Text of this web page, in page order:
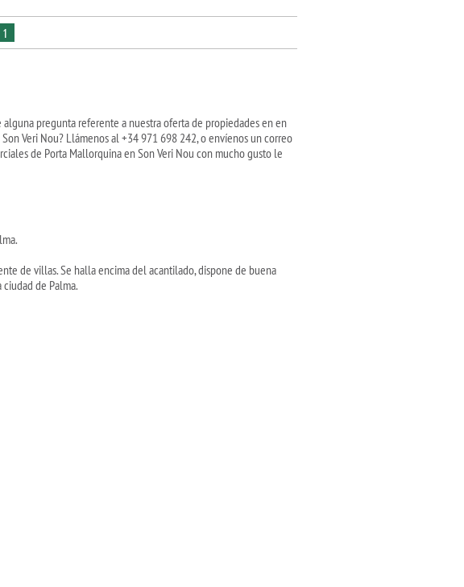
1
pregunta referente a nuestra oferta de propiedades en en
Veri Nou? Llámenos al +34 971 698 242, o envíenos un correo
de Porta Mallorquina en Son Veri Nou con mucho gusto le
de villas. Se halla encima del acantilado, dispone de buena
de Palma.